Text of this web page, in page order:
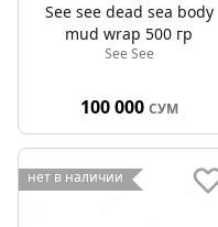
See see dead sea body
mud wrap 500 гр
See See
100 000 СУМ
нет в наличии